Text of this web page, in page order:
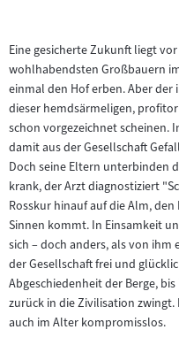
Eine gesicherte Zukunft liegt
wohlhabendsten Großbauern
einmal den Hof erben. Aber der
dieser hemdsärmeligen,
schon vorgezeichnet scheinen.
damit aus der Gesellschaft
Doch seine Eltern unterbinden
krank, der Arzt diagnostiziert
Rosskur hinauf auf die Alm,
Sinnen kommt. In Einsamkeit
sich – doch anders, als von ihm
der Gesellschaft frei und
Abgeschiedenheit der Berge,
zurück in die Zivilisation
auch im Alter kompromisslos.